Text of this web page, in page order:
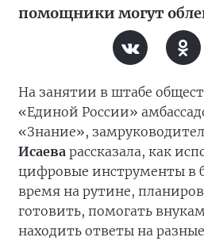
помощники могут
На занятии в штабе
«Единой России»
«Знание»,
Исаева рассказала, как
цифровые инструменты в
время на рутине,
готовить, помогать
находить ответы на